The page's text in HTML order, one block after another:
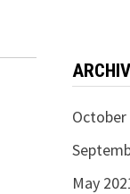
October
May